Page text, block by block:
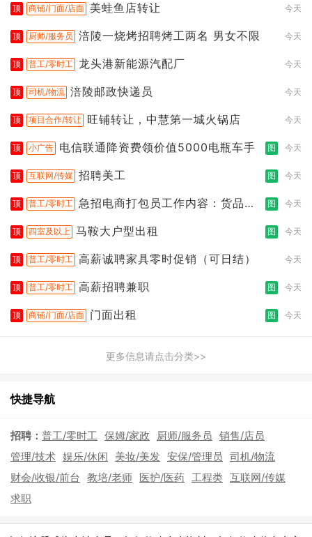
顶 商铺/门面/店面 美蛙鱼店转让 今天
顶 厨师/服务员 涪陵一烧烤招聘烤工两名 男女不限 今天
顶 普工/零时工 龙头港新能源汽配厂 今天
顶 司机/物流 涪陵邮政快递员 今天
顶 项目合作/转让 旺铺转让，中慧第一城火锅店 今天
顶 小广告 电信联通降资费领价值5000电瓶车手 图 今天
顶 互联网/传媒 招聘美工 图 今天
顶 普工/零时工 急招电商打包员工作内容：货品分
图 今天
顶 四室及以上 马鞍大户型出租 图 今天
顶 普工/零时工 高薪诚聘家具零时促销（可日结） 今天
顶 普工/零时工 高薪招聘兼职 图 今天
顶 商铺/门面/店面 门面出租 图 今天
更多信息请点击分类>>
快捷导航
招聘： 普工/零时工 保姆/家政 厨师/服务员 销售/店员
管理/技术 娱乐/休闲 美妆/美发 安保/管理员 司机/物流
财会/收银/前台 教培/老师 医护/医药 工程类 互联网/传媒
求职